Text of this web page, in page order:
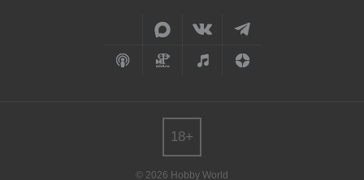
© 2026 Hobby World
18+